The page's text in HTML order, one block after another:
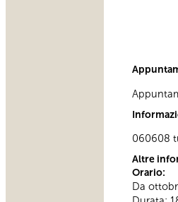
060608
Altre
Orario:
Da